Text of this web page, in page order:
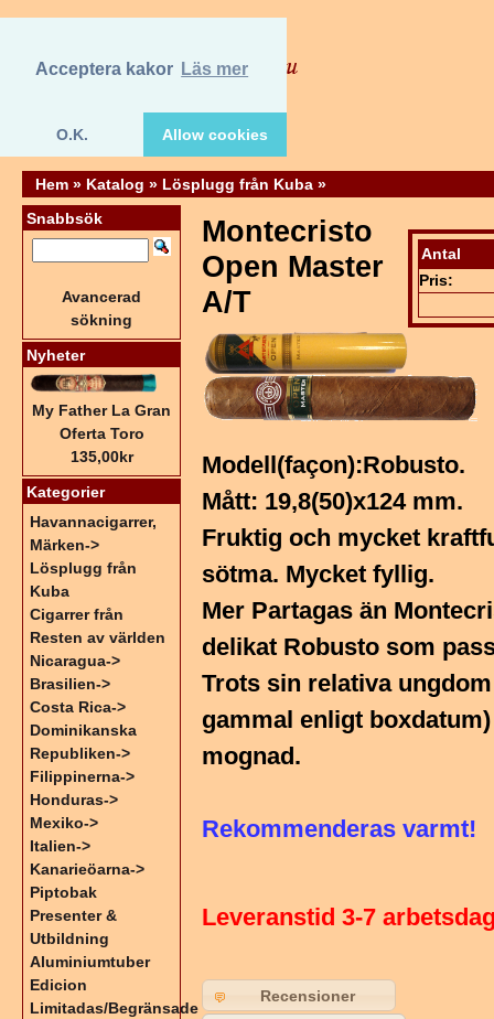
Acceptera kakor Läs mer
O.K. Allow cookies
Hem » Katalog » Lösplugg från Kuba »
Antal
Pris:
Montecristo
Open Master
A/T
Modell(façon):Robusto.
Mått: 19,8(50)x124 mm.
Fruktig och mycket
sötma. Mycket fyllig.
Mer Partagas än
delikat Robusto som
Trots sin relativa
gammal enligt
mognad.
Rekommenderas varmt!
Leveranstid 3-7
Recensioner
Snabbsök
Avancerad
sökning
Nyheter
My Father La Gran
Oferta Toro
135,00kr
Kategorier
Havannacigarrer,
Märken->
Lösplugg från
Kuba
Cigarrer från
Resten av världen
Nicaragua->
Brasilien->
Costa Rica->
Dominikanska
Republiken->
Filippinerna->
Honduras->
Mexiko->
Italien->
Kanarieöarna->
Piptobak
Presenter &
Utbildning
Aluminiumtuber
Edicion
Limitadas/Begränsade